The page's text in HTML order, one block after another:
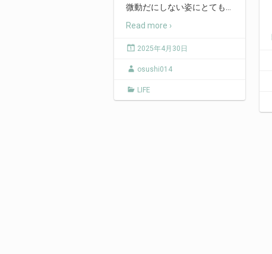
微動だにしない姿にとても
Read more ›
2025年4月30日
osushi014
LIFE